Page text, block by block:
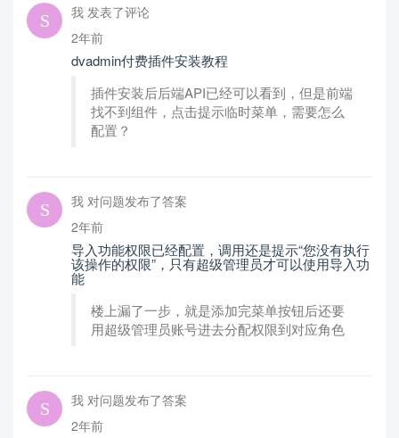
我 发表了评论
2年前
dvadmin付费插件安装教程
插件安装后后端API已经可以看到，但是前端
找不到组件，点击提示临时菜单，需要怎么
配置？
我 对问题发布了答案
2年前
导入功能权限已经配置，调用还是提示“您没有执行
该操作的权限”，只有超级管理员才可以使用导入功
能
楼上漏了一步，就是添加完菜单按钮后还要
用超级管理员账号进去分配权限到对应角色
我 对问题发布了答案
2年前